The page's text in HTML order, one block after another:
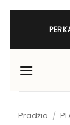
Skip
Pradžia /